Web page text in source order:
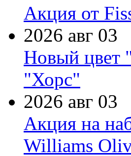
Акция от
2026 авг 03
Новый цвет
"Хорс"
2026 авг 03
Акция на
Williams